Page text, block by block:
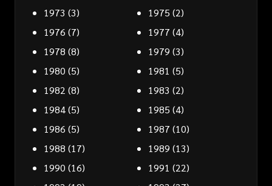
1973 (3) 1975 (2)
1976 (7) 1977 (4)
1978 (8) 1979 (3)
1980 (5) 1981 (5)
1982 (8) 1983 (2)
1984(5) 1985 (4)
1986 (5) 1987 (10)
1988 (17) 1989 (13)
1990 (16) 1991 (22)